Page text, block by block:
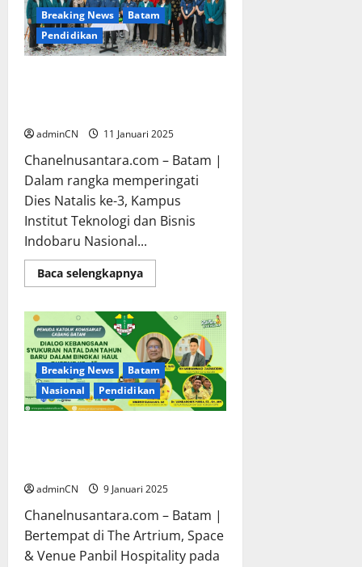
Hukum
Breaking News
Batam
Pendidikan
adminCN 11 Januari 2025
Chanelnusantara.com – Batam |
Dalam rangka memperingati
Dies Natalis ke-3, Kampus
Institut Teknologi dan Bisnis
Indobaru Nasional...
Baca selengkapnyaRead
more
Natalis
ke-
3,
IIBN
Gelar
Bakti
Sosial
Donor
Darah
Breaking News
Batam
Nasional
Pendidikan
adminCN 9 Januari 2025
Chanelnusantara.com – Batam |
Bertempat di The Artrium, Space
& Venue Panbil Hospitality pada